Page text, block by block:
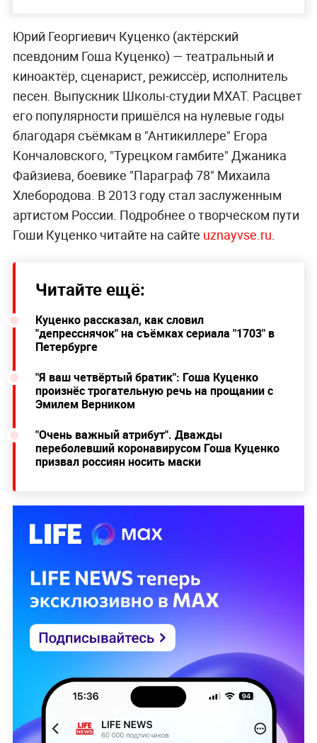
Юрий Георгиевич Куценко (актёрский
псевдоним Гоша Куценко) — театральный и
киноактёр, сценарист, режиссёр, исполнитель
песен. Выпускник Школы-студии МХАТ. Расцвет
его популярности пришёлся на нулевые годы
благодаря съёмкам в "Антикиллере" Егора
Кончаловского, "Турецком гамбите" Джаника
Файзиева, боевике "Параграф 78" Михаила
Хлебородова. В 2013 году стал заслуженным
артистом России. Подробнее о творческом пути
Гоши Куценко читайте на сайте uznayvse.ru.
Читайте ещё:
Куценко рассказал, как словил
"депресснячок" на съёмках сериала "1703" в
Петербурге
"Я ваш четвёртый братик": Гоша Куценко
произнёс трогательную речь на прощании с
Эмилем Верником
"Очень важный атрибут". Дважды
переболевший коронавирусом Гоша Куценко
призвал россиян носить маски